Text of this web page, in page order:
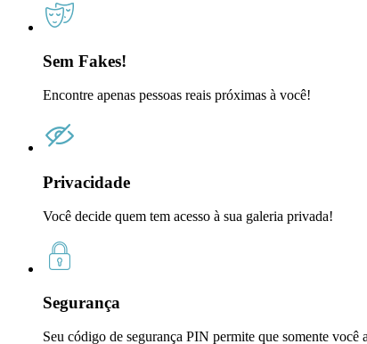
Sem Fakes!
Encontre apenas pessoas reais próximas à você!
Privacidade
Você decide quem tem acesso à sua galeria privada!
Segurança
Seu código de segurança PIN permite que somente você